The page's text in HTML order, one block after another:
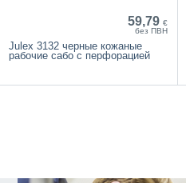
59,79 €
без ПВН
Julex 3132 черные кожаные
рабочие сабо с перфорацией